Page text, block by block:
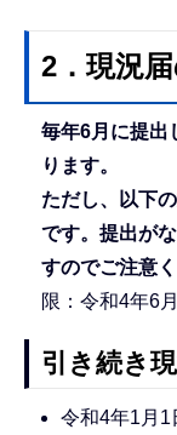
2．現況
毎年6月に提出
ります。
ただし、以下
です。提出が
すのでご注意
限：令和4年6
引き続き
令和4年1月1